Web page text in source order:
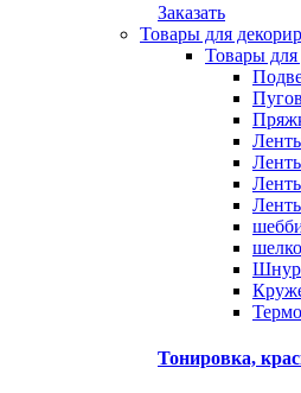
Заказать
Товары для
Товары для
Тонировка,